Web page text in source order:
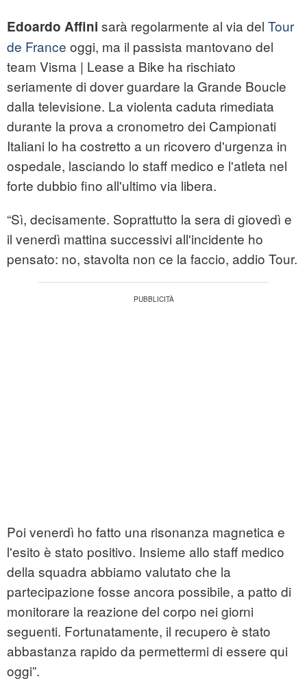
Edoardo Affini sarà regolarmente al via del Tour
de France oggi, ma il passista mantovano del
team Visma | Lease a Bike ha rischiato
seriamente di dover guardare la Grande Boucle
dalla televisione. La violenta caduta rimediata
durante la prova a cronometro dei Campionati
Italiani lo ha costretto a un ricovero d'urgenza in
ospedale, lasciando lo staff medico e l'atleta nel
forte dubbio fino all'ultimo via libera.
“Sì, decisamente. Soprattutto la sera di giovedì e
il venerdì mattina successivi all'incidente ho
pensato: no, stavolta non ce la faccio, addio Tour.
Poi venerdì ho fatto una risonanza magnetica e
l'esito è stato positivo. Insieme allo staff medico
della squadra abbiamo valutato che la
partecipazione fosse ancora possibile, a patto di
monitorare la reazione del corpo nei giorni
seguenti. Fortunatamente, il recupero è stato
abbastanza rapido da permettermi di essere qui
oggi”.